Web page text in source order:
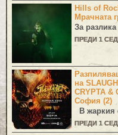
Hills of
Мрачната
За
ПРЕДИ 1
на
CRYPTA &
София (2)
В жаркия
ПРЕДИ 1